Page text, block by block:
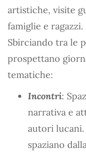
artistiche, visite
famiglie e ragazzi.
Sbirciando tra le
prospettano
tematiche:
Incontri:
narrativa e
autori
spaziano